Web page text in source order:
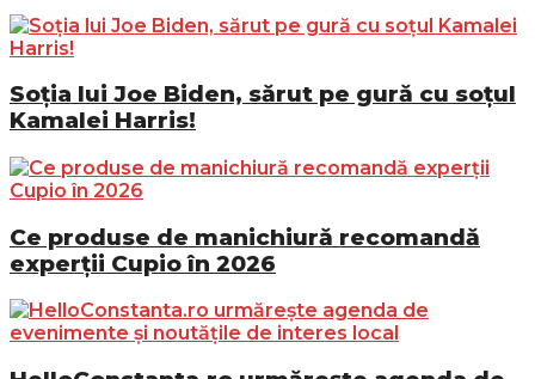
Soția lui Joe Biden, sărut pe gură cu soțul
Kamalei Harris!
Ce produse de manichiură recomandă
experții Cupio în 2026